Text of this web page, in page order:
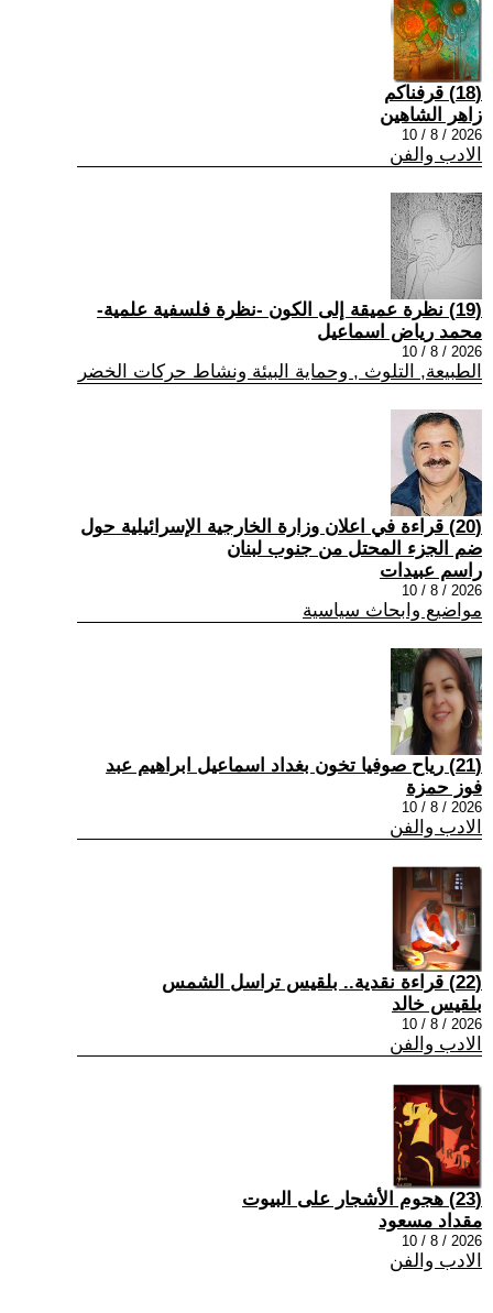
(18) قرفناكم
زاهر الشاهين
2026 / 8 / 10
الادب والفن
(19) نظرة عميقة إلى الكون -نظرة فلسفية علمية-
محمد رياض اسماعيل
2026 / 8 / 10
الطبيعة, التلوث , وحماية البيئة ونشاط حركات الخضر
(20) قراءة في اعلان وزارة الخارجية الإسرائيلية حول
ضم الجزء المحتل من جنوب لبنان
راسم عبيدات
2026 / 8 / 10
مواضيع وابحاث سياسية
(21) رياح صوفيا تخون بغداد اسماعيل ابراهيم عبد
فوز حمزة
2026 / 8 / 10
الادب والفن
(22) قراءة نقدية.. بلقيس تراسل الشمس
بلقيس خالد
2026 / 8 / 10
الادب والفن
(23) هجوم الأشجار على البيوت
مقداد مسعود
2026 / 8 / 10
الادب والفن